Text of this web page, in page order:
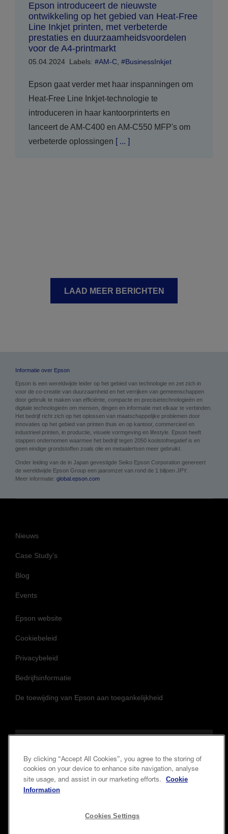
Epson introduceert de nieuwste
ontwikkeling op het gebied van Heat-Free
Line Inkjet printen, met verbeterde
prestaties en duurzaamheidsvoordelen
voor de A4-printmarkt
05.04.2024 Labels: #AM-C, #BusinessInkjet
Epson gaat verder met haar inspanningen om
Heat-Free Line Inkjet-technologie te
introduceren in haar kantoorprinterts en
lanceert de AM-C400 en AM-C550 MFP's om
verbeterde oplossingen [ ... ]
LAAD MEER BERICHTEN
Informatie over Epson
Epson is een wereldwijde leider op het gebied van technologie en zet zich in
voor de co-creatie van duurzaamheid en het verrijken van gemeenschappen
door gebruik te maken van efficiënte, compacte en precisietechnologieën en
digitale technologieën om mensen, dingen en informatie met elkaar te verbinden.
Het bedrijf richt zich op het oplossen van maatschappelijke problemen door
innovaties op het gebied van printen thuis en op kantoor, commercieel en
industrieel printen, in productie, visuele vormgeving en lifestyle. Epson heeft
stappen ondernomen waarmee het bedrijf tegen 2050 koolstofnegatief is en
geen eindige grondstoffen zoals olie en metaalertsen meer gebruikt.
Onder leiding van de in Japan gevestigde Seiko Epson Corporation genereert
de wereldwijde Epson Group een jaaromzet van rond de 1 biljoen JPY.
Meer informatie: global.epson.com
Nieuws
Case Study’s
Blog
Events
Epson website
Cookiebeleid
Privacybeleid
Bedrijfsinformatie
De toewijding van Epson aan toegankelijkheid
By clicking “Accept All Cookies”, you agree to the storing of
cookies on your device to enhance site navigation, analyse
site usage, and assist in our marketing efforts.
Cookie
Information
Cookies Settings